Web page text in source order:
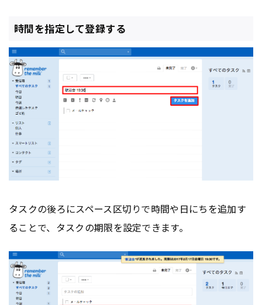
時間を指定して登録する
タスクの後ろにスペース区切りで時間や日にちを追加す
ることで、タスクの期限を設定できます。